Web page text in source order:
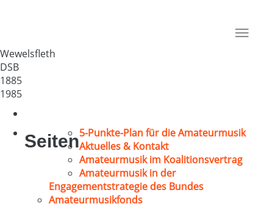
Toggle
Wewelsfleth
DSB
1885
1985
Seiten5-Punkte-Plan für die Amateurmusik
Aktuelles & Kontakt
Amateurmusik im Koalitionsvertrag
Amateurmusik in der
Engagementstrategie des Bundes
Amateurmusikfonds